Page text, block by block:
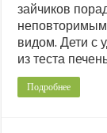
зайчиков
видом. Дети с
из теста
Подробнее